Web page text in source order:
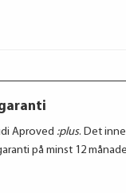
Aproved :plus. Det
på minst 12